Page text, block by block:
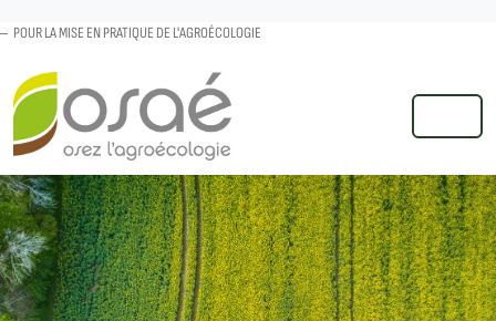
POUR LA MISE EN PRATIQUE DE L'AGROÉCOLOGIE
MENU